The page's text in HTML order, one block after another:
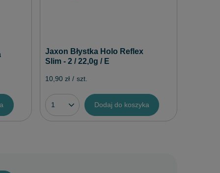
Jaxon Błystka Holo Reflex
Slim - 2 / 22,0g / E
10,90 zł / szt.
Dodaj do koszyka